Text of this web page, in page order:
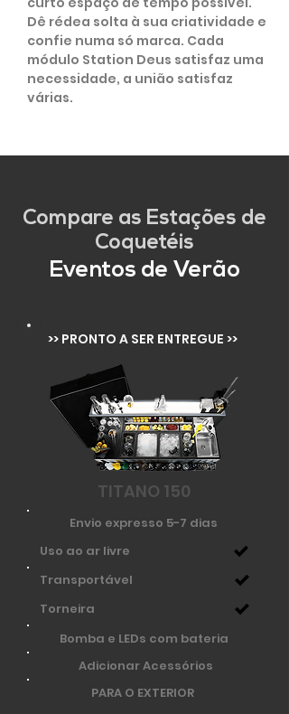
Dê rédea solta à sua criatividade e
confie numa só marca. Cada
módulo Station Deus satisfaz uma
necessidade, a união satisfaz
várias.
Compare as Estações de
Coquetéis
Eventos de Verão
>> PRONTO A SER ENTREGUE >>
TITANO 150
Envio expresso 5-7 dias
Uso ao ar livre
Transportável
Torneira
Adicionar Acessórios
Bomba e LEDs com bateria
PARA O EXTERIOR